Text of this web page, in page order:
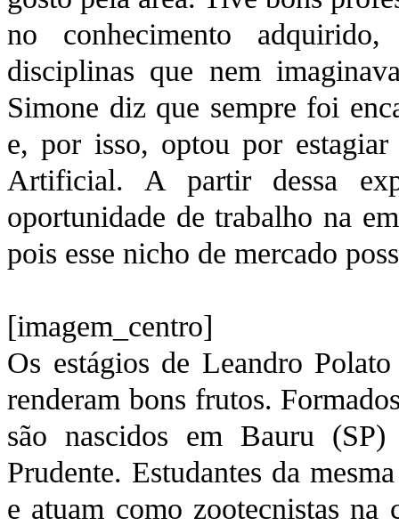
no conhecimento
disciplinas que nem
Simone diz que sempre foi
e, por isso, optou por
Artificial. A partir dessa
oportunidade de trabalho na
pois esse nicho de mercado
[imagem_centro]
Os estágios de Leandro
renderam bons frutos.
são nascidos em Bauru
Prudente. Estudantes da
e atuam como zootecnistas